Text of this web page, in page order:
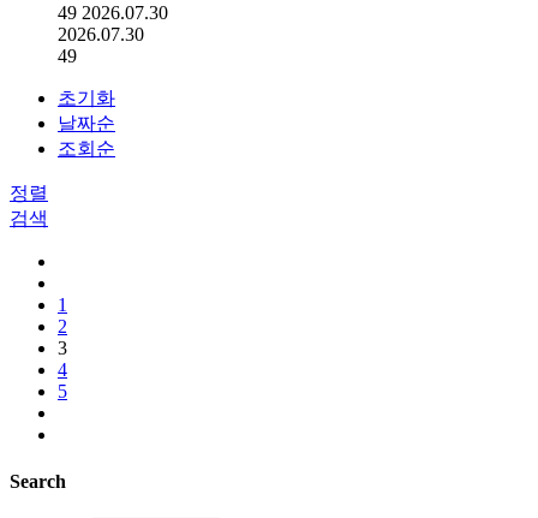
49 2026.07.30
2026.07.30
49
초기화
날짜순
조회순
정렬
검색
1
2
3
4
5
Search